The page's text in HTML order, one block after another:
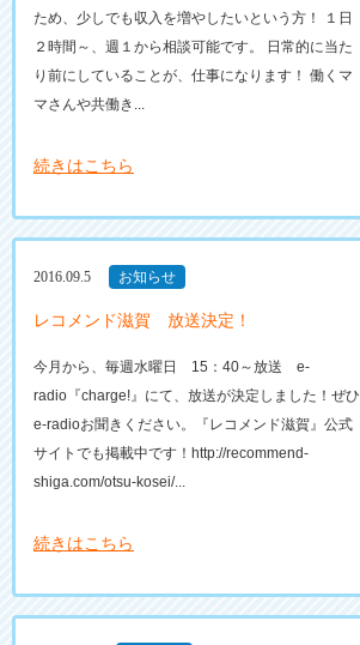
ため、少しでも収入を増やしたいという方！ １日
２時間～、週１から相談可能です。 日常的に当た
り前にしていることが、仕事になります！ 働くマ
マさんや共働き...
続きはこちら
2016.09.5 お知らせ
レコメンド滋賀 放送決定！
今月から、毎週水曜日 15：40～放送 e-
radio『charge!』にて、放送が決定しました！ぜひ
e-radioお聞きください。『レコメンド滋賀』公式
サイトでも掲載中です！http://recommend-
shiga.com/otsu-kosei/...
続きはこちら